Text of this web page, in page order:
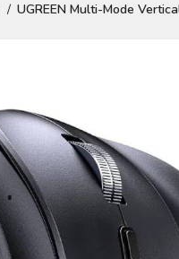
UGREEN Multi-Mode